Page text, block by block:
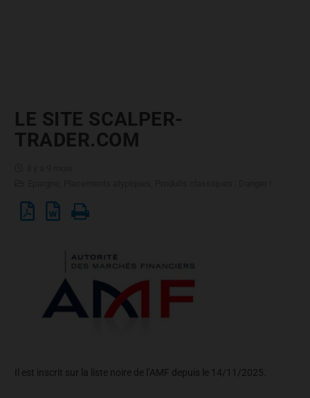
LE SITE SCALPER-
TRADER.COM
Il est inscrit sur la liste noire de l’AMF depuis le 14/11/2025.